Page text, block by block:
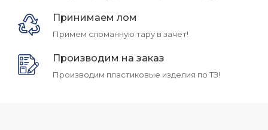
Принимаем лом
Примем сломанную тару в зачет!
Производим на заказ
Производим пластиковые изделия по ТЗ!